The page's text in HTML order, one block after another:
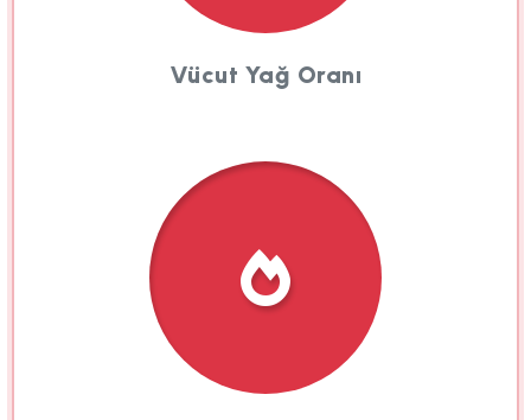
Vücut Yağ Oranı